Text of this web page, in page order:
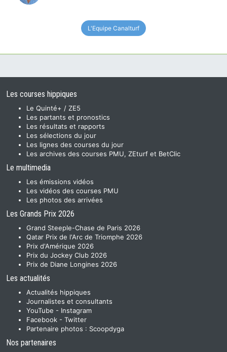
L'Equipe Canalturf
Les courses hippiques
Le Quinté+ / ZE5
Les partants et pronostics
Les résultats et rapports
Les sélections du jour
Les lignes des courses du jour
Les archives des courses PMU, ZEturf et BetClic
Le multimedia
Les émissions vidéos
Les vidéos des courses PMU
Les photos des arrivées
Les Grands Prix 2026
Grand Steeple-Chase de Paris 2026
Qatar Prix de l'Arc de Triomphe 2026
Prix d'Amérique 2026
Prix du Jockey Club 2026
Prix de Diane Longines 2026
Les actualités
Actualités hippiques
Journalistes et consultants
YouTube - Instagram
Facebook - Twitter
Partenaire photos : Scoopdyga
Nos partenaires